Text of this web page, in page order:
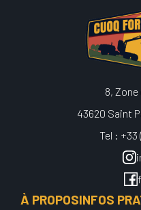
8,
43620 Saint
Tel : +33
À PROPOSINFOS